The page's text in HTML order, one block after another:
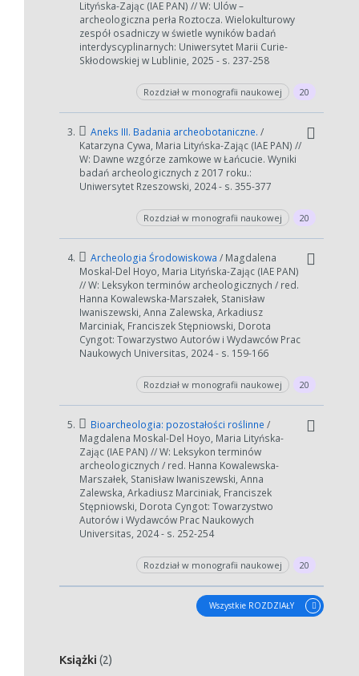
W zależności od ilości danych do przetworzenia generowanie pliku
może się wydłużyć.
Jeśli generowanie trwa zbyt długo można ograniczyć dane np.
zmniejszając zakres lat.
Lityńska-Zając (IAE PAN) // W: Ulów –
archeologiczna perła Roztocza. Wielokulturowy
zespół osadniczy w świetle wyników badań
interdyscyplinarnych: Uniwersytet Marii Curie-
Skłodowskiej w Lublinie, 2025 - s. 237-258
Rozdział w monografii naukowej 20
3. Aneks III. Badania archeobotaniczne. /
Katarzyna Cywa, Maria Lityńska-Zając (IAE PAN) //
W: Dawne wzgórze zamkowe w Łańcucie. Wyniki
badań archeologicznych z 2017 roku.:
Uniwersytet Rzeszowski, 2024 - s. 355-377
Rozdział w monografii naukowej 20
4. Archeologia Środowiskowa / Magdalena
Moskal-Del Hoyo, Maria Lityńska-Zając (IAE PAN)
// W: Leksykon terminów archeologicznych / red.
Hanna Kowalewska-Marszałek, Stanisław
Iwaniszewski, Anna Zalewska, Arkadiusz
Marciniak, Franciszek Stępniowski, Dorota
Cyngot: Towarzystwo Autorów i Wydawców Prac
Naukowych Universitas, 2024 - s. 159-166
Rozdział w monografii naukowej 20
5. Bioarcheologia: pozostałości roślinne /
Magdalena Moskal-Del Hoyo, Maria Lityńska-
Zając (IAE PAN) // W: Leksykon terminów
archeologicznych / red. Hanna Kowalewska-
Marszałek, Stanisław Iwaniszewski, Anna
Zalewska, Arkadiusz Marciniak, Franciszek
Stępniowski, Dorota Cyngot: Towarzystwo
Autorów i Wydawców Prac Naukowych
Universitas, 2024 - s. 252-254
Rozdział w monografii naukowej 20
Wszystkie ROZDZIAŁY
Książki (2)